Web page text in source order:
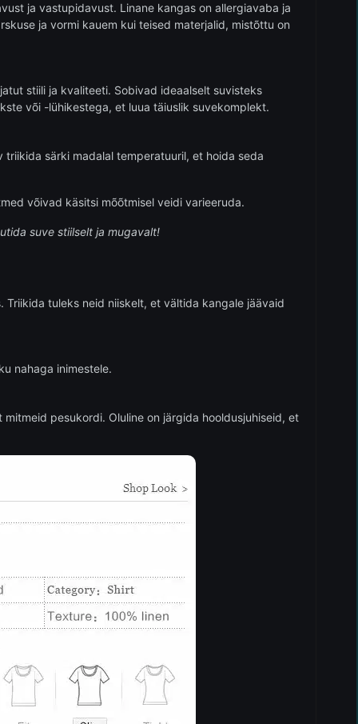
ja vastupidavust. Linane kangas on allergiavaba ja
ja vormi kauem kui teised materjalid, mistõttu on
stiili ja kvaliteeti. Sobivad ideaalselt suvisteks
või -lühikestega, et luua täiuslik suvekomplekt.
särki madalal temperatuuril, et hoida seda
võivad käsitsi mõõtmisel veidi varieeruda.
suve stiilselt ja mugavalt!
tuleks neid niiskelt, et vältida kangale jäävaid
nahaga inimestele.
pesukordi. Oluline on järgida hooldusjuhiseid, et